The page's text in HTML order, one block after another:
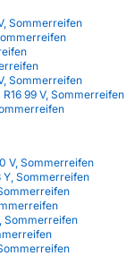
Sommerreifen
Sommerreifen
99 V, Sommerreifen
V, Sommerreifen
Y, Sommerreifen
Sommerreifen